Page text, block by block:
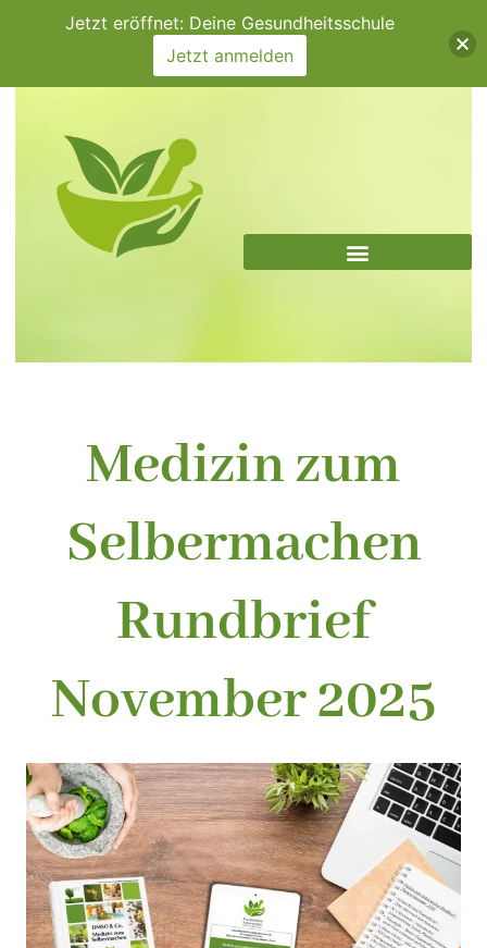
Medizin zum
Selbermachen
Rundbrief
November 2025
Jetzt eröffnet: Deine Gesundheitsschule
Jetzt anmelden